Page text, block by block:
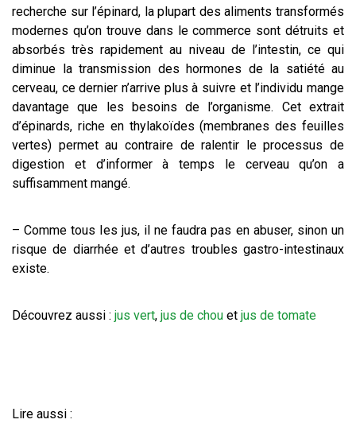
recherche sur l’épinard, la plupart des aliments transformés
modernes qu’on trouve dans le commerce sont détruits et
absorbés très rapidement au niveau de l’intestin, ce qui
diminue la transmission des hormones de la satiété au
cerveau, ce dernier n’arrive plus à suivre et l’individu mange
davantage que les besoins de l’organisme. Cet extrait
d’épinards, riche en thylakoïdes (membranes des feuilles
vertes) permet au contraire de ralentir le processus de
digestion et d’informer à temps le cerveau qu’on a
suffisamment mangé.
– Comme tous les jus, il ne faudra pas en abuser, sinon un
risque de diarrhée et d’autres troubles gastro-intestinaux
existe.
Découvrez aussi : jus vert, jus de chou et jus de tomate
Lire aussi :